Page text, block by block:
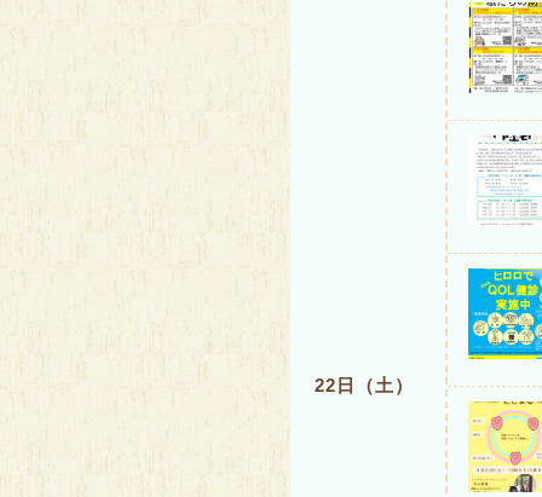
22日（土）